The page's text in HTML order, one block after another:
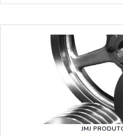
sobre a empresa
JMJ